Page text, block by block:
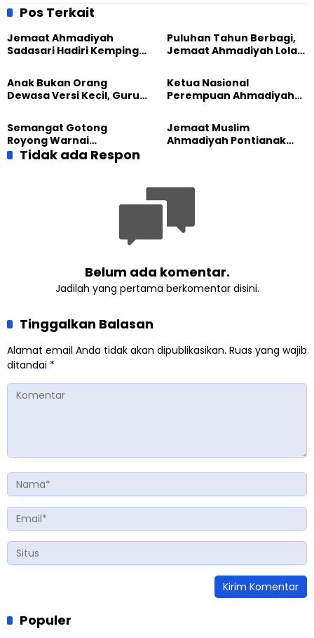
Superhero Ramadhan
Takjil Meski Diguyur Hujan
Pos Terkait
Jemaat Ahmadiyah
Sadasari Hadiri Kemping
Majalengka
Puluhan Tahun Berbagi,
Jemaat Ahmadiyah Lolak
Sembako kepada Warga
Anak Bukan Orang
Dewasa Versi Kecil, Guru
Pendidikan BERLIAN
Ketua Nasional
Perempuan Ahmadiyah
Besar Universitas
Terbuka
Semangat Gotong
Royong Warnai
Pembangunan Kembali
Jemaat Muslim
Ahmadiyah Pontianak
Tidak ada Respon
Belum ada komentar.
Jadilah yang pertama berkomentar disini.
Tinggalkan Balasan
Alamat email Anda tidak akan dipublikasikan. Ruas yang wajib
ditandai *
Populer